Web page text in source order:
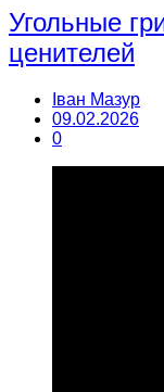
Угольные
ценителей
Іван Мазур
09.02.2026
0